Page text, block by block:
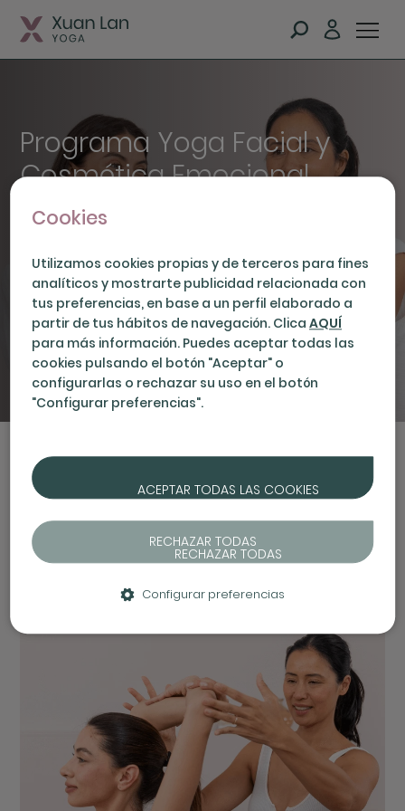
Programa Yoga Facial y
Cosmética Emocional
4 semanas para despertar tu belleza natural
con yoga, respiración y conciencia facial.
Incluye 10 vídeos, 1 manual ebook (+50
páginas), 1 calendario y 1 diario de práctica.
Empezar programa -$59
Cookies
Utilizamos cookies propias y de terceros para fines
analíticos y mostrarte publicidad relacionada con
tus preferencias, en base a un perfil elaborado a
partir de tus hábitos de navegación. Clica AQUÍ
para más información. Puedes aceptar todas las
cookies pulsando el botón "Aceptar" o
configurarlas o rechazar su uso en el botón
"Configurar preferencias".
RECHAZAR TODAS
Configurar preferencias